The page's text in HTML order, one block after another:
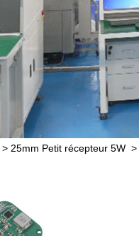
> 25mm Petit récepteur 5W >